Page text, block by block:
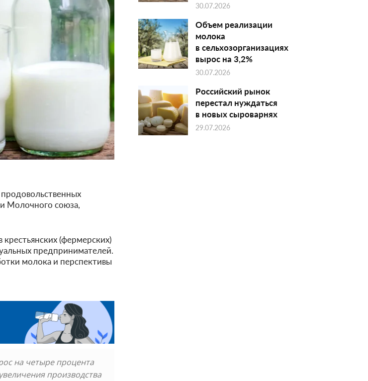
Молочного союза,
(фермерских)
предпринимателей.
молока и перспективы
на четыре процента
производства
30.07.2026
Объем реализации
молока
в сельхозорганизациях
вырос на 3,2%
30.07.2026
Российский рынок
перестал нуждаться
в новых сыроварнях
29.07.2026